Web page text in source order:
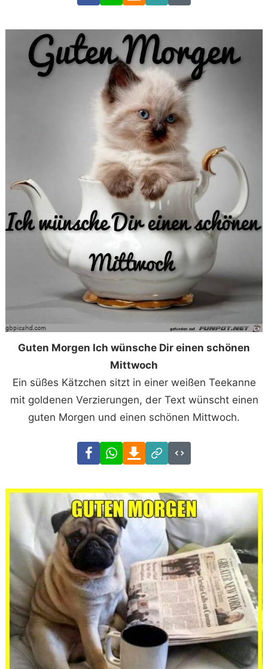
Guten Morgen Ich wünsche Dir einen schönen
Mittwoch
Ein süßes Kätzchen sitzt in einer weißen Teekanne
mit goldenen Verzierungen, der Text wünscht einen
guten Morgen und einen schönen Mittwoch.
FacebookWhatsAppDownload
Link
Code